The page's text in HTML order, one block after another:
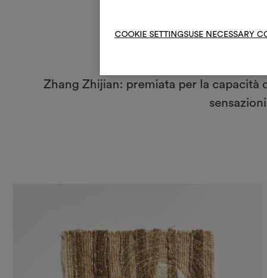
COOKIE SETTINGSUSE NECESSARY
Zhang Zhijian: premiata per la capacità